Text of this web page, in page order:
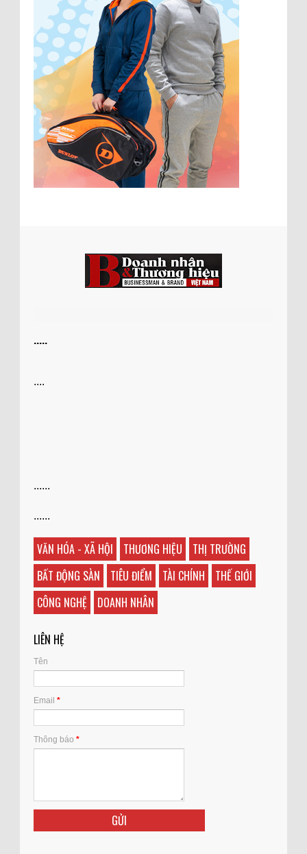
.....
....
......
......
VĂN HÓA - XÃ HỘI THƯƠNG HIỆU
THỊ TRƯỜNG
BẤT ĐỘNG SÀN
TIÊU ĐIỂM TÀI CHÍNH
THẾ GIỚI
CÔNG NGHỆ
DOANH NHÂN
LIÊN HỆ
Tên
Email *
Thông báo *